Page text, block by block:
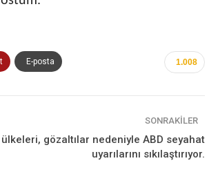
1.008
E-posta
SONRAKILER
gözaltılar nedeniyle ABD seyahat
uyarılarını sıkılaştırıyor.